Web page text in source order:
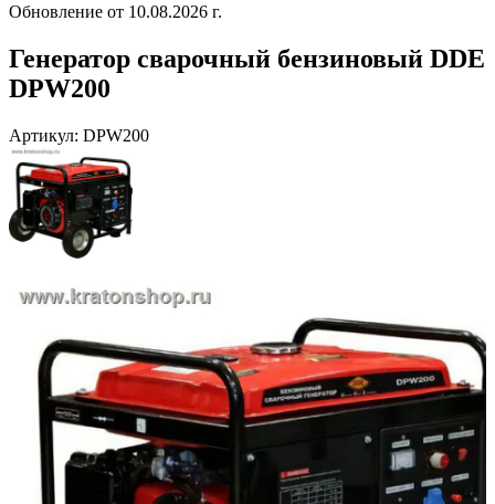
Обновление от 10.08.2026 г.
Генератор сварочный бензиновый DDE
DPW200
Артикул: DPW200